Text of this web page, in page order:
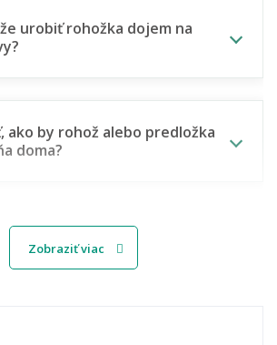
urobiť rohožka dojem na
ako by rohož alebo predložka
doma?
Zobraziť viac